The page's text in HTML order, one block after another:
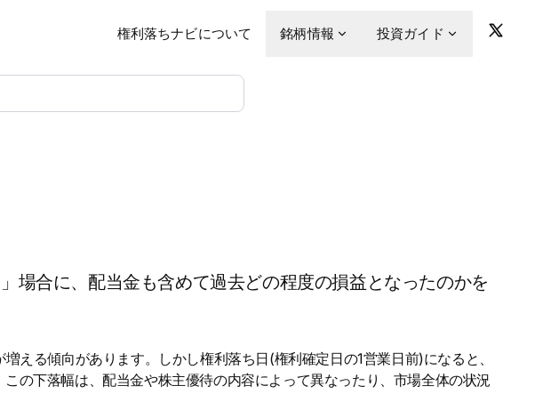
権利落ちナビについて 銘柄情報 投資ガイド
場合に、配当金も含めて過去どの程度の損益となったのかを
る傾向があります。しかし権利落ち日(権利確定日の1営業日前)になると、
の下落幅は、配当金や株主優待の内容によって異なったり、市場全体の状況